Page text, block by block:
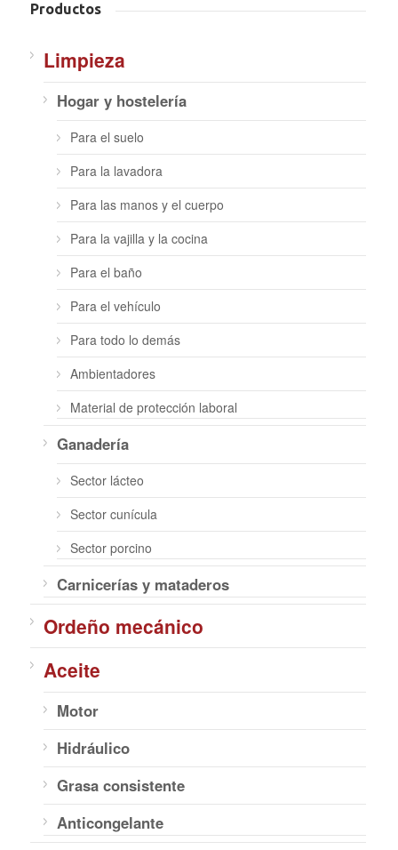
Productos
Limpieza
Hogar y hostelería
Para el suelo
Para la lavadora
Para las manos y el cuerpo
Para la vajilla y la cocina
Para el baño
Para el vehículo
Para todo lo demás
Ambientadores
Material de protección laboral
Ganadería
Sector lácteo
Sector cunícula
Sector porcino
Carnicerías y mataderos
Ordeño mecánico
Aceite
Motor
Hidráulico
Grasa consistente
Anticongelante